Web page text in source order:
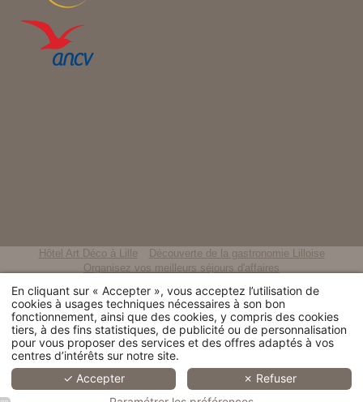
Hôtel Art Déco à Lille
Découverte de la gastronomie Lilloise
Organisez vos meilleurs séjours d'affaires
Séjour pour les fêtes de fin d'année
Un hôtel près des congrès de Lille
Un hôtel romantique en plein cœur de Lille
Hôtel style rétro à Lille
Charming hotel located in the heart of Lille city centre
© 2026 Hotel Saint Maurice -Mentions légales
droits réservés - H.api powered by MMCréation.com -Utilisation des
cookies
En cliquant sur « Accepter », vous acceptez l’utilisation de
cookies à usages techniques nécessaires à son bon
fonctionnement, ainsi que des cookies, y compris des cookies
tiers, à des fins statistiques, de publicité ou de personnalisation
pour vous proposer des services et des offres adaptés à vos
centres d’intérêts sur notre site.
✓ Accepter
✗ Refuser